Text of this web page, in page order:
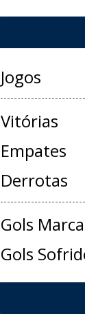
Jogos
Vitórias
Empates
Derrotas
Gols
Gols